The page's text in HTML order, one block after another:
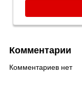
Комментарии
Комментариев нет